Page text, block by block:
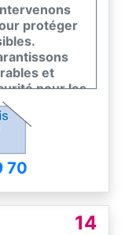
protéger
et
pour les
Notre
précis et
vos locaux
l’efficacité et
de
70
14